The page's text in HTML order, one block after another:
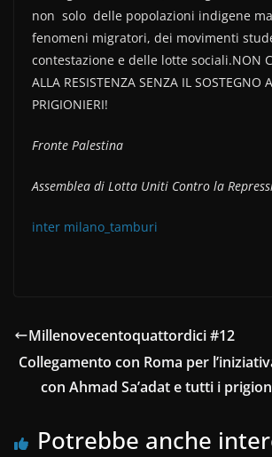
non solo delle popolazioni indigene
fenomeni migratori, dei movimenti
contestazione e delle lotte sociali.NON
ALLA RESISTENZA SENZA IL SOSTEGNO
PRIGIONIERI!
Fronte Palestina
Assemblea di Lotta Uniti Contro la
inter milano_tamburi
Millenovecentoquattordici #12
Collegamento con Roma per
con Ahmad Sa’adat e tutti i
Potrebbe anche